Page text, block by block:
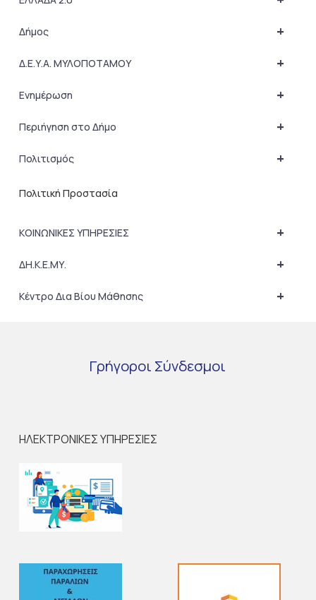
+
Δήμος
+
Δ.Ε.Υ.Α. ΜΥΛΟΠΟΤΑΜΟΥ
+
Ενημέρωση
+
Περιήγηση στο Δήμο
+
Πολιτισμός
Πολιτική Προστασία
+
ΚΟΙΝΩΝΙΚΕΣ ΥΠΗΡΕΣΙΕΣ
+
ΔΗ.Κ.Ε.ΜΥ.
+
Κέντρο Δια Βίου Μάθησης
Γρήγοροι Σύνδεσμοι
ΗΛΕΚΤΡΟΝΙΚΕΣ ΥΠΗΡΕΣΙΕΣ